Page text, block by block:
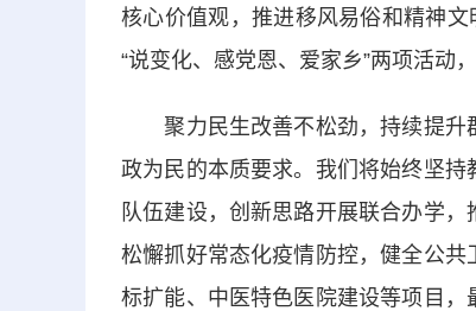
核心价值观，推进移风易俗和精神
“说变化、感党恩、爱家乡”两项活动
聚力民生改善不松劲，持续提升
政为民的本质要求。我们将始终坚
队伍建设，创新思路开展联合办学
松懈抓好常态化疫情防控，健全公
标扩能、中医特色医院建设等项目